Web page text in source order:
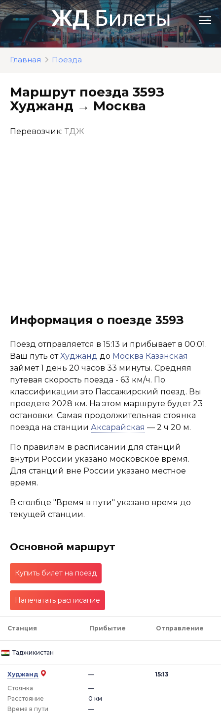
Перейти
к
контенту
Главная Поезда
Маршрут поезда 359З
Худжанд → Москва
Перевозчик: ТДЖ
Информация о поезде 359З
Поезд отправляется в 15:13 и прибывает в 00:01.
Ваш путь отХуджанд до Москва Казанская
займет 1 день 20 часов 33 минуты. Средняя
путевая скорость поезда - 63 км/ч. По
классификации это Пассажирский поезд. Вы
проедете 2028 км. На этом маршруте будет 23
остановки. Самая продолжительная стоянка
поезда на станции Аксарайская — 2 ч 20 м.
По правилам в расписании для станций
внутри России указано московское время.
Для станций вне России указано местное
время.
В столбце "Время в пути" указано время до
текущей станции.
Основной маршрут
Купить билет на поезд
Напечатать расписание
Станция Прибытие Отправление
Таджикистан
Худжанд
—
Стоянка
—
15:13
Расстояние
0 км
Время в пути
—